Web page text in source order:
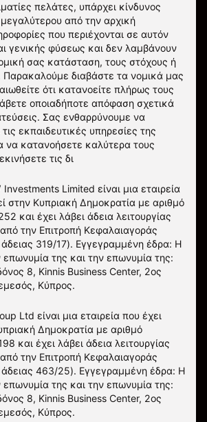
πελάτες, υπάρχει κίνδυνος
από την αρχική
που περιέχονται σε αυτόν
γενικής φύσεως και δεν λαμβάνουν
σας κατάσταση, τους στόχους ή
Παρακαλούμε διαβάστε τα νομικά μας
ότι κατανοείτε πλήρως τους
οποιαδήποτε απόφαση σχετικά
Σας ενθαρρύνουμε να
εκπαιδευτικές υπηρεσίες της
να κατανοήσετε καλύτερα τους
τις δι
Limited είναι μια εταιρεία
στην Κυπριακή Δημοκρατία με αριθμό
και έχει λάβει άδεια λειτουργίας
την Επιτροπή Κεφαλαιαγοράς
319/17). Εγγεγραμμένη έδρα: Η
επωνυμία της και την επωνυμία της:
8, Kinnis Business Center, 2ος
Κύπρος.
Ltd είναι μια εταιρεία που έχει
Δημοκρατία με αριθμό
και έχει λάβει άδεια λειτουργίας
την Επιτροπή Κεφαλαιαγοράς
άδειας 463/25). Εγγεγραμμένη έδρα: Η
επωνυμία της και την επωνυμία της:
8, Kinnis Business Center, 2ος
Κύπρος.